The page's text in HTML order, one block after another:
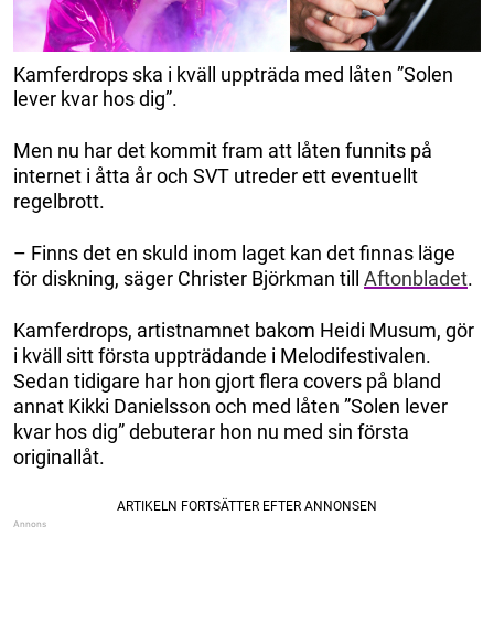
Kamferdrops ska i kväll uppträda med låten ”Solen
lever kvar hos dig”.
Men nu har det kommit fram att låten funnits på
internet i åtta år och SVT utreder ett eventuellt
regelbrott.
– Finns det en skuld inom laget kan det finnas läge
för diskning, säger Christer Björkman till Aftonbladet.
Kamferdrops, artistnamnet bakom Heidi Musum, gör
i kväll sitt första uppträdande i Melodifestivalen.
Sedan tidigare har hon gjort flera covers på bland
annat Kikki Danielsson och med låten ”Solen lever
kvar hos dig” debuterar hon nu med sin första
originallåt.